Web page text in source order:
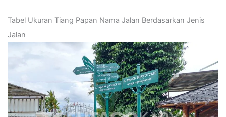
Tabel Ukuran Tiang Papan Nama Jalan Berdasarkan Jenis
Jalan